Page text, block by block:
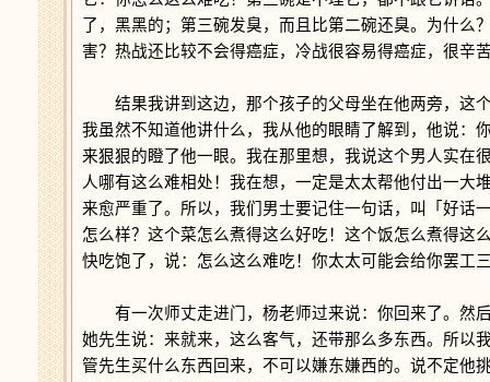
了，黑黑的；第三碗发臭，而且比第二碗还臭。为什
害？热战还比较不会得癌症，冷战很容易得癌症，很辛
结果我讲到这边，那个孩子的父母坐在他两旁，这
我虽然不知道他讲什么，我从他的眼睛了解到，他说：
来狠狠的瞪了他一眼。我在那里想，我说这个男人实在
人哪有这么难相处！我在想，一定是太太帮他付出一大
来愈严重了。所以，我们男士要记住一句话，叫「好话
怎么样？这个菜怎么煮得这么好吃！这个饭怎么煮得这
快吃饱了，说：怎么这么难吃！你太太可能会给你罢工
有一次师丈走进门，杨老师过来说：你回来了。然
她先生说：来就来，这么客气，还带那么多东西。所以
管先生买什么东西回来，不可以嫌东嫌西的。说不定他